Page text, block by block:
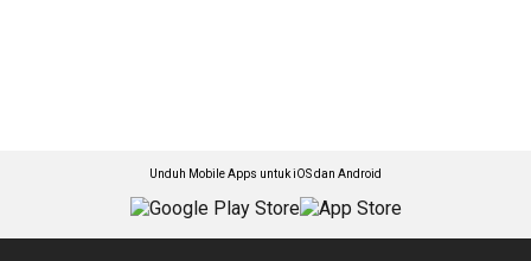
Unduh Mobile Apps untuk iOS dan Android